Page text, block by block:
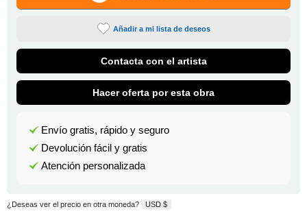
Añadir a mi lista de deseos
Contacta con el artista
Hacer oferta por esta obra
Envío gratis, rápido y seguro
Devolución fácil y gratis
Atención personalizada
¿Deseas ver el precio en otra moneda? USD $